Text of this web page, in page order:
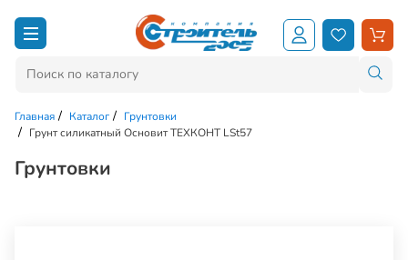
Главная Каталог
Грунтовки
Грунт силикатный Основит ТЕХКОНТ LSt57
Грунтовки